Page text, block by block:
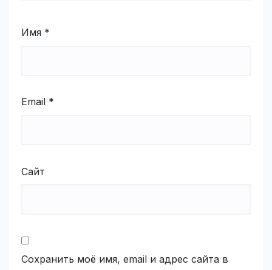
Имя *
Email *
Сайт
Сохранить моё имя, email и адрес сайта в